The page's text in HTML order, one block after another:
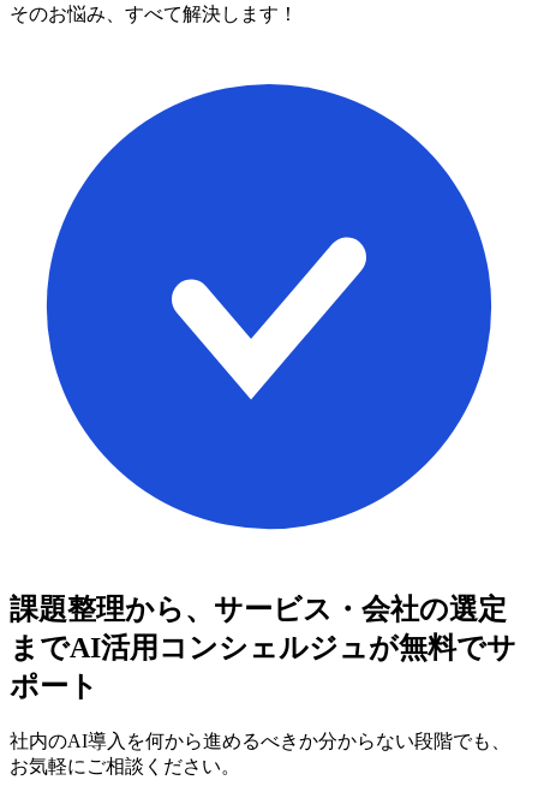
そのお悩み、すべて解決します！
課題整理から、サービス・会社の選定
までAI活用コンシェルジュが無料でサ
ポート
社内のAI導入を何から進めるべきか分からない段階でも、
お気軽にご相談ください。